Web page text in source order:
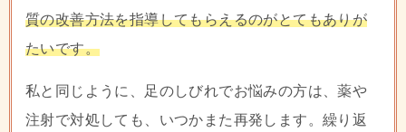
質の改善方法を指導してもらえるのがとてもありが
たいです。
私と同じように、足のしびれでお悩みの方は、薬や
注射で対処しても、いつかまた再発します。繰り返